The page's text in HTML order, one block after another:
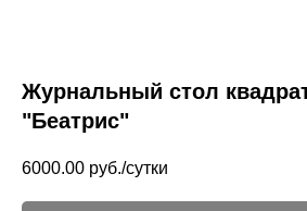
Журнальный стол
"Беатрис"
6000.00 руб./сутки